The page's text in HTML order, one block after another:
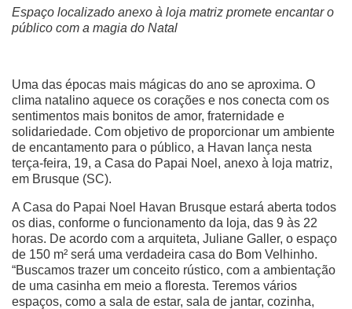
Espaço localizado anexo à loja matriz promete encantar o
público com a magia do Natal
Uma das épocas mais mágicas do ano se aproxima. O
clima natalino aquece os corações e nos conecta com os
sentimentos mais bonitos de amor, fraternidade e
solidariedade. Com objetivo de proporcionar um ambiente
de encantamento para o público, a Havan lança nesta
terça-feira, 19, a Casa do Papai Noel, anexo à loja matriz,
em Brusque (SC).
A Casa do Papai Noel Havan Brusque estará aberta todos
os dias, conforme o funcionamento da loja, das 9 às 22
horas. De acordo com a arquiteta, Juliane Galler, o espaço
de 150 m² será uma verdadeira casa do Bom Velhinho.
“Buscamos trazer um conceito rústico, com a ambientação
de uma casinha em meio a floresta. Teremos vários
espaços, como a sala de estar, sala de jantar, cozinha,